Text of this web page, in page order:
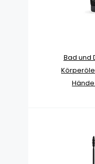
Bad und
Körperöle